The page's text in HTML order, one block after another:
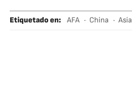
Etiquetado en: AFA China Asia